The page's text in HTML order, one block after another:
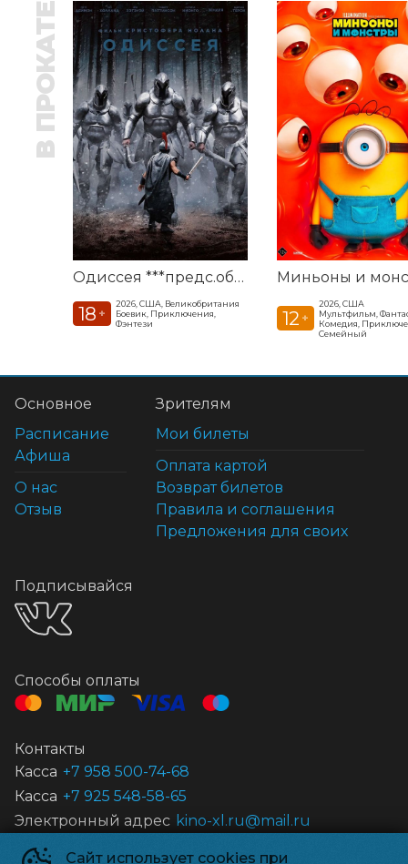
В ПРОКАТЕ
Одиссея ***предс.обсл. Команда Познавалова. Тайна едкого дыма
18 +
2026, США, Великобритания
Боевик, Приключения,
Фэнтези
12 +
2026, США
Мультфильм,
Комедия,
Семейный
Сайт использует cookies при
Основное
Расписание
Афиша
О нас
Отзыв
Зрителям
Мои билеты
Оплата картой
Возврат билетов
Правила и соглашения
Предложения для своих
Подписывайся
Способы оплаты
Контакты
Касса +7 958 500-74-68
Касса +7 925 548-58-65
Электронный адрес kino-xl.ru@mail.ru